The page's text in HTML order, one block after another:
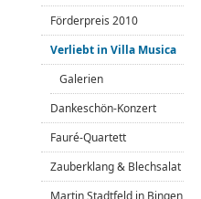
Förderpreis 2010
Verliebt in Villa Musica
Galerien
Dankeschön-Konzert
Fauré-Quartett
Zauberklang & Blechsalat
Martin Stadtfeld in Bingen